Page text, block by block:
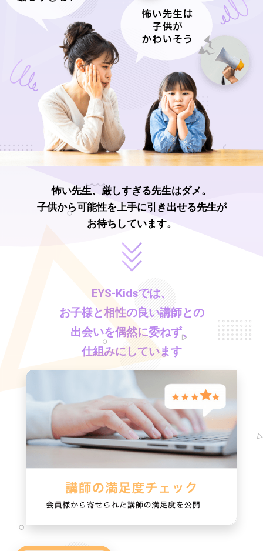
怖い先生、厳しすぎる先生はダメ。
子供から可能性を上手に引き出せる先生が
お待ちしています。
EYS-Kidsでは、
お子様と相性の良い講師との
出会いを偶然に委ねず、
仕組みにしています